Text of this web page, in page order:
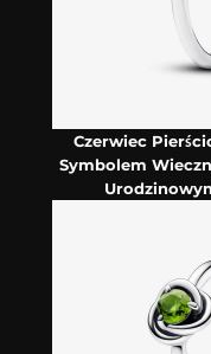
Czerwiec
Symbolem